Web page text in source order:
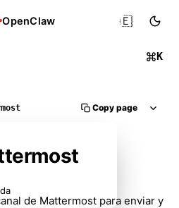
OpenClaw
K
🇪🇸
Copy page
de Mattermost para enviar y